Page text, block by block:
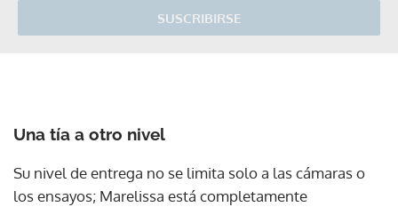
SUSCRIBIRSE
Una tía a otro nivel
Su nivel de entrega no se limita solo a las cámaras o
los ensayos; Marelissa está completamente